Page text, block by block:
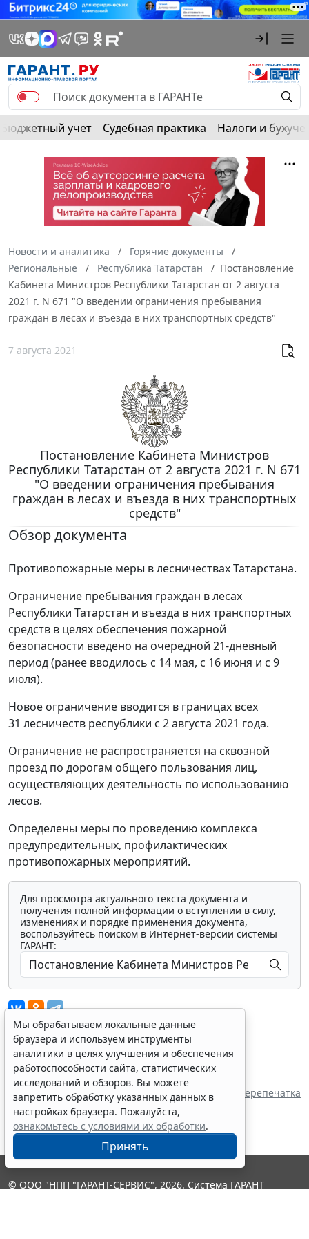
Бюджетный учет Судебная практика Налоги и
Новости и аналитика
Горячие документы
Региональные
Республика Татарстан
Постановление
Кабинета Министров Республики Татарстан от 2 августа
2021 г. N 671 "О введении ограничения пребывания
граждан в лесах и въезда в них транспортных средств"
7 августа 2021
Постановление Кабинета Министров
Республики Татарстан от 2 августа 2021 г. N 671
"О введении ограничения пребывания
граждан в лесах и въезда в них транспортных
средств"
Обзор документа
Противопожарные меры в лесничествах Татарстана.
Ограничение пребывания граждан в лесах
Республики Татарстан и въезда в них транспортных
средств в целях обеспечения пожарной
безопасности введено на очередной 21-дневный
период (ранее вводилось с 14 мая, с 16 июня и с 9
июля).
Новое ограничение вводится в границах всех
31 лесничеств республики с 2 августа 2021 года.
Ограничение не распространяется на сквозной
проезд по дорогам общего пользования лиц,
осуществляющих деятельность по использованию
лесов.
Определены меры по проведению комплекса
предупредительных, профилактических
противопожарных мероприятий.
Для просмотра актуального текста документа и
получения полной информации о вступлении в силу,
изменениях и порядке применения документа,
воспользуйтесь поиском в Интернет-версии системы
ГАРАНТ:
Показать все материалы
Источник:
Кабинет Министров Республики Татарстан
Перепечатка
Мы обрабатываем локальные данные
браузера и используем инструменты
аналитики в целях улучшения и обеспечения
работоспособности сайта, статистических
исследований и обзоров. Вы можете
запретить обработку указанных данных в
настройках браузера. Пожалуйста,
ознакомьтесь с условиями их обработки.
Принять
© ООО "НПП "ГАРАНТ-СЕРВИС", 2026. Система ГАРАНТ